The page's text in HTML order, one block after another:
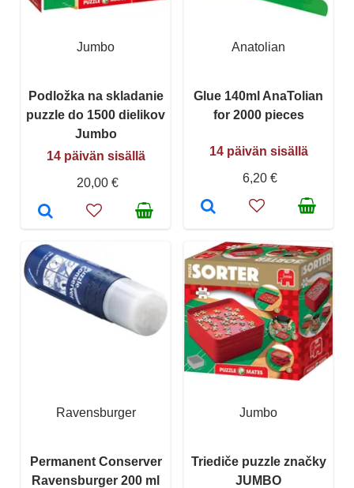
Jumbo
Podložka na skladanie
puzzle do 1500 dielikov
Jumbo
14 päivän sisällä
20,00 €
Anatolian
Glue 140ml AnaTolian
for 2000 pieces
14 päivän sisällä
6,20 €
Ravensburger
Permanent Conserver
Ravensburger 200 ml
Jumbo
Triediče puzzle značky
JUMBO